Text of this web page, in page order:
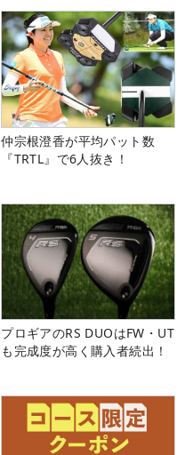
仲宗根澄香が平均パット数
『TRTL』で6人抜き！
プロギアのRS DUOはFW・UT
も完成度が高く購入者続出！